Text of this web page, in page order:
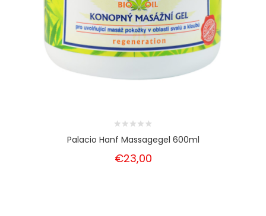
Palacio Hanf Massagegel 600ml
€23,00